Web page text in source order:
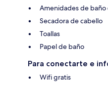
Amenidades de baño
Secadora de cabello
Toallas
Papel de baño
Para conectarte e
Wifi gratis